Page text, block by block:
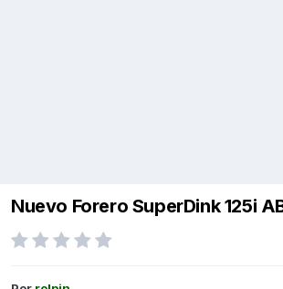
Nuevo Forero SuperDink 125i